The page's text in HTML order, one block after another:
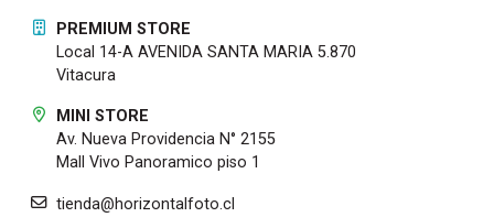
PREMIUM STORE
Local 14-A AVENIDA SANTA MARIA 5.870
Vitacura
MINI STORE
Av. Nueva Providencia N° 2155
Mall Vivo Panoramico piso 1
tienda@horizontalfoto.cl